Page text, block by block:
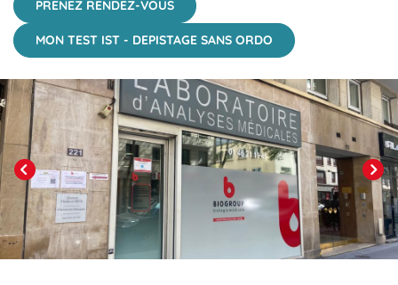
PRENEZ RENDEZ-VOUS
MON TEST IST - DEPISTAGE SANS ORDO
Previous
Next
Click to View in Slide Show